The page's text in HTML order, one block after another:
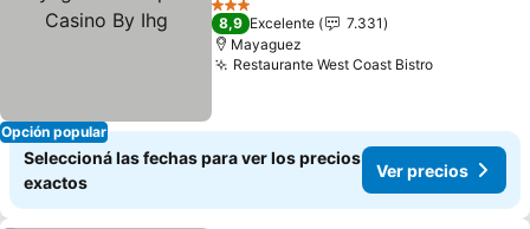
Opción popular
3 Estrellas
8,9 Excelente
7.331
Mayaguez
Restaurante West Coast Bistro
Seleccioná las fechas para ver los precios
exactos
Ver precios